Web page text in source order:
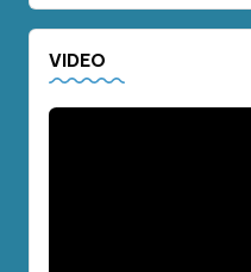
VIDEO